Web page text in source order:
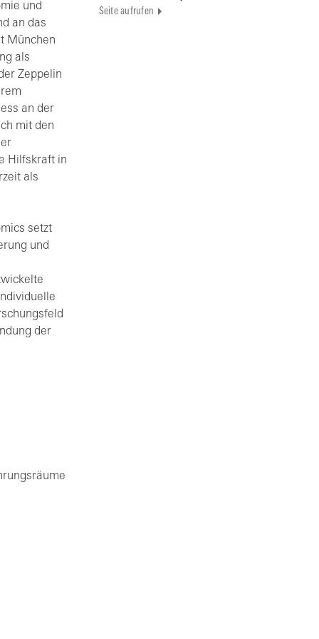
und
an das
München
als
Zeppelin
an der
mit den
Hilfskraft in
als
setzt
und
der
Seite aufrufen